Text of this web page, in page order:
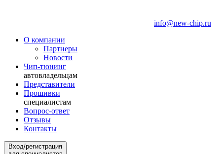
info@new-chip.ru
О компании
Партнеры
Новости
Чип-тюнинг
автовладельцам
Представители
Прошивки
специалистам
Вопрос-ответ
Отзывы
Контакты
Вход/регистрация